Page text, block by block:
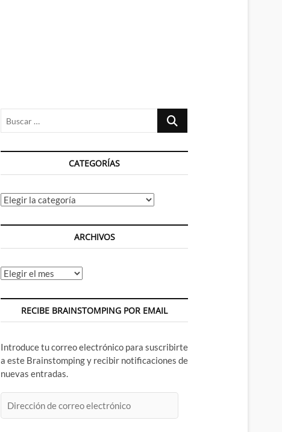
Buscar
CATEGORÍAS
Categorías
ARCHIVOS
Archivos
RECIBE BRAINSTOMPING POR EMAIL
Introduce tu correo electrónico para suscribirte
a este Brainstomping y recibir notificaciones de
nuevas entradas.
de